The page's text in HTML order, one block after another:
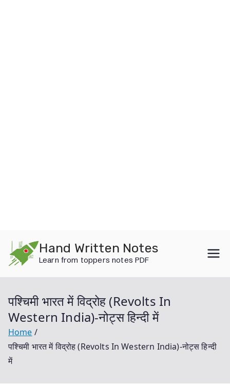
content
Hand Written Notes
Learn from toppers notes PDF
पश्चिमी भारत में विद्रोह (Revolts In
Western India)-नोट्स हिन्दी में
Home
पश्चिमी भारत में विद्रोह (Revolts In Western India)-नोट्स हिन्दी
में